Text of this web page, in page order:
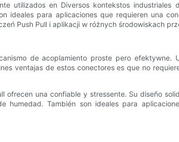
utilizados en Diversos kontekstos
ideales para aplicaciones que requieren una
Push Pull i aplikacji w różnych środowiskach
de acoplamiento proste pero
ventajas de estos conectores es que no
ofrecen una confiable y stressente. Su diseño
humedad. También son ideales para